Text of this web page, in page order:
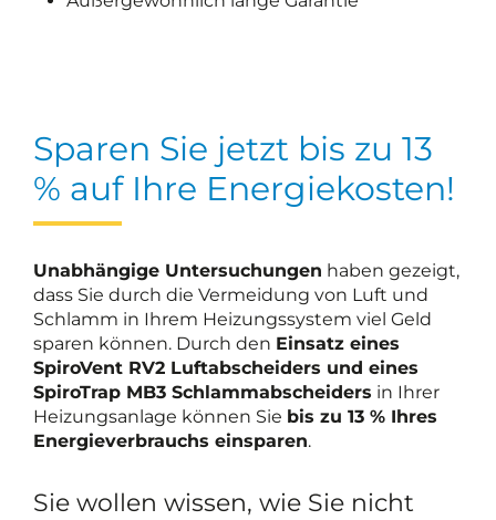
Sparen Sie jetzt bis zu 13
% auf Ihre Energiekosten!
Unabhängige Untersuchungen haben gezeigt,
dass Sie durch die Vermeidung von Luft und
Schlamm in Ihrem Heizungssystem viel Geld
sparen können. Durch den Einsatz eines
SpiroVent RV2 Luftabscheiders und eines
SpiroTrap MB3 Schlammabscheiders in Ihrer
Heizungsanlage können Sie bis zu 13 % Ihres
Energieverbrauchs einsparen.
Sie wollen wissen, wie Sie nicht